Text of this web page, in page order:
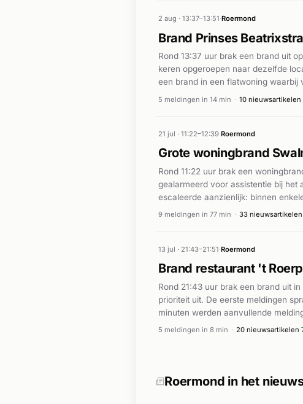
2 aug · 13:37–13:51·Roermond
Brand Prinses
Rond 13:37 uur brak een brand uit
keren opgeroepen naar dezelfde
een brand in een flatwoning waarbij
buitenbrand ging op de Prinses
5 meldingen in 14 min · 10 nieuwsartikelen
21 jul · 11:22–12:39·Roermond
Grote woningbrand
Rond 11:22 uur brak een
gealarmeerd voor assistentie bij het
escaleerde aanzienlijk: binnen
Meerdere brandweerteams rukten
controle gebracht. Minstens één
9 meldingen in 77 min · 33 nieuwsartikelen
13 jul · 21:43–21:51·Roermond
Brand restaurant 't
Rond 21:43 uur brak een brand uit
prioriteit uit. De eerste meldingen
minuten werden aanvullende
herbezetting van kazerne
5 meldingen in 8 min · 20 nieuwsartikelen
Roermond in het